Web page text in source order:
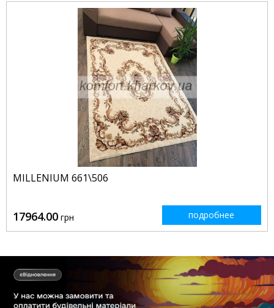
MILLENIUM 661\506
17964.00 грн подробнее